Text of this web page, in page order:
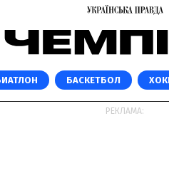
БАСКЕТБОЛ
РЕКЛАМА: